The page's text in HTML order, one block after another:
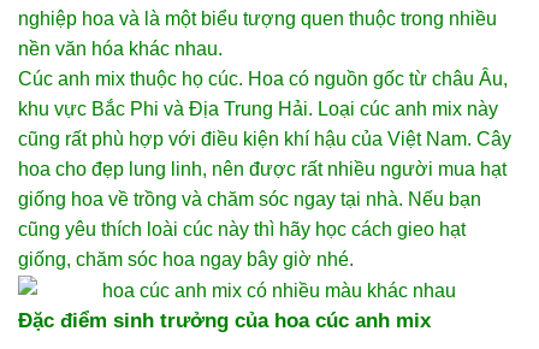
nghiệp hoa và là một biểu tượng quen thuộc trong nhiều
nền văn hóa khác nhau.
Cúc anh mix thuộc họ cúc. Hoa có nguồn gốc từ châu Âu,
khu vực Bắc Phi và Địa Trung Hải. Loại cúc anh mix này
cũng rất phù hợp với điều kiện khí hậu của Việt Nam. Cây
hoa cho đẹp lung linh, nên được rất nhiều người mua hạt
giống hoa về trồng và chăm sóc ngay tại nhà. Nếu bạn
cũng yêu thích loài cúc này thì hãy học cách gieo hạt
giống, chăm sóc hoa ngay bây giờ nhé.
Đặc điểm sinh trưởng của hoa cúc anh mix